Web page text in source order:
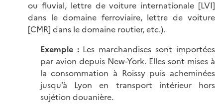
ou fluvial, lettre de voiture internationale [LVI]
dans le domaine ferroviaire, lettre de voiture
[CMR] dans le domaine routier, etc.).
Exemple :Les marchandises sont importées
par avion depuis New-York. Elles sont mises à
la consommation à Roissy puis acheminées
jusqu’à Lyon en transport intérieur hors
sujétion douanière.